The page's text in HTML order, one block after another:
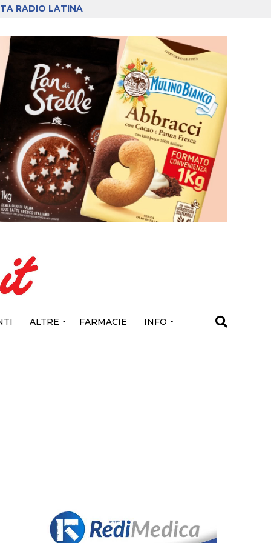
RADIO LATINA
ALTRE FARMACIE INFO